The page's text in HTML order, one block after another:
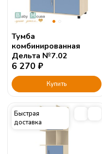
Тумба
комбинированная
Дельта №7.02
6 270 ₽
Купить
Быстрая
доставка